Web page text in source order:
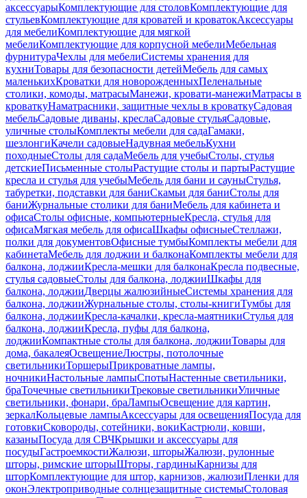
аксессуарыКомплектующие для столовКомплектующие для
стульевКомплектующие для кроватей и кроватокАксессуары
для мебелиКомплектующие для мягкой
мебелиКомплектующие для корпусной мебелиМебельная
фурнитураЧехлы для мебелиСистемы хранения для
кухниТовары для безопасности детейМебель для самых
маленькихКроватки для новорожденныхПеленальные
столики, комоды, матрасыМанежи, кровати-манежиМатрасы в
кроваткуНаматрасники, защитные чехлы в кроваткуСадовая
мебельСадовые диваны, креслаСадовые стульяСадовые,
уличные столыКомплекты мебели для садаГамаки,
шезлонгиКачели садовыеНадувная мебельКухни
походныеСтолы для садаМебель для учебыСтолы, стулья
детскиеПисьменные столыРастущие столы и партыРастущие
кресла и стулья для учебыМебель для бани и сауныСтулья,
табуретки, подставки для баниСкамьи для баниСтолы для
баниЖурнальные столики для баниМебель для кабинета и
офисаСтолы офисные, компьютерныеКресла, стулья для
офисаМягкая мебель для офисаШкафы офисныеСтеллажи,
полки для документовОфисные тумбыКомплекты мебели для
кабинетаМебель для лоджии и балконаКомплекты мебели для
балкона, лоджииКресла-мешки для балконаКресла подвесные,
стулья садовыеСтолы для балкона, лоджииШкафы для
балкона, лоджииДверцы жалюзийныеСистемы хранения для
балкона, лоджииЖурнальные столы, столы-книгиТумбы для
балкона, лоджииКресла-качалки, кресла-маятникиСтулья для
балкона, лоджииКресла, пуфы для балкона,
лоджииКомпактные столы для балкона, лоджииТовары для
дома, бакалеяОсвещениеЛюстры, потолочные
светильникиТоршерыПрикроватные лампы,
ночникиНастольные лампыСпотыНастенные светильники,
браТочечные светильникиТрековые светильникиУличные
светильники, фонари, браЛампыОсвещение для картин,
зеркалКольцевые лампыАксессуары для освещенияПосуда для
готовкиСковороды, сотейники, вокиКастрюли, ковши,
казаныПосуда для СВЧКрышки и аксессуары для
посудыГастроемкостиЖалюзи, шторыЖалюзи, рулонные
шторы, римские шторыШторы, гардиныКарнизы для
шторКомплектующие для штор, карнизов, жалюзиПленки для
оконЭлектроприводные солнцезащитные системыСтоловая